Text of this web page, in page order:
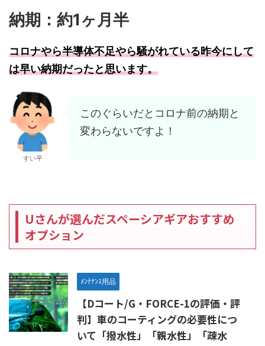
納期：約1ヶ月半
コロナやら半導体不足やら騒がれている昨今にして
は早い納期だったと思います。
すい平
このぐらいだとコロナ前の納期と
変わらないですよ！
Uさんが選んだスペーシアギアおすすめ
オプション
ﾒﾝﾃﾅﾝｽ用品
【Dコート/G・FORCE-1の評価・評
判】車のコーティングの必要性につ
いて「撥水性」「親水性」「疎水